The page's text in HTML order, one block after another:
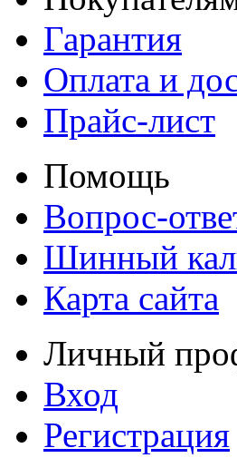
Гарантия
Оплата и
Прайс-лист
Помощь
Вопрос-
Шинный
Карта сайта
Личный
Вход
Регистрация